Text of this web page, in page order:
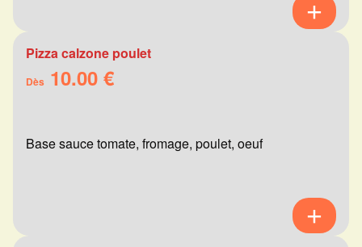
Pizza calzone poulet
Dès 10.00 €
Base sauce tomate, fromage, poulet, oeuf